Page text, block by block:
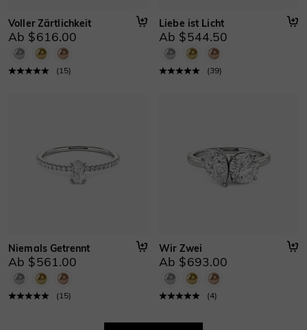
Voller Zärtlichkeit
Ab $616.00
( 15)
Liebe ist Licht
Ab $544.50
(39)
Niemals Getrennt
Ab $561.00
( 15)
Wir Zwei
Ab $693.00
(4)